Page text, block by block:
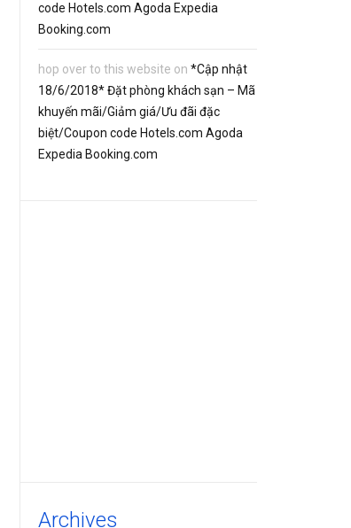
code Hotels.com Agoda Expedia
Booking.com
hop over to this website on *Cập nhật
18/6/2018* Đặt phòng khách sạn – Mã
khuyến mãi/Giảm giá/Ưu đãi đặc
biệt/Coupon code Hotels.com Agoda
Expedia Booking.com
Archives